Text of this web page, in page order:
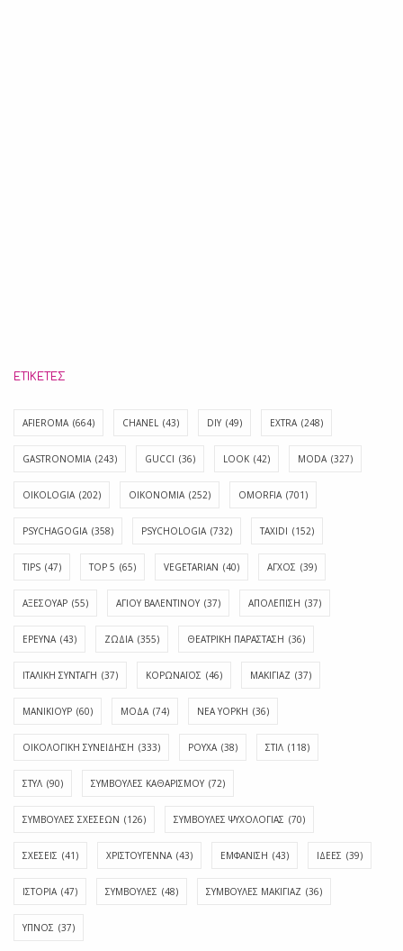
ΕΤΙΚΈΤΕΣ
AFIEROMA (664) CHANEL (43) DIY (49) EXTRA (248)
GASTRONOMIA (243) GUCCI (36) LOOK (42) MODA (327)
OIKOLOGIA (202) OIKONOMIA (252) OMORFIA (701)
PSYCHAGOGIA (358) PSYCHOLOGIA (732) TAXIDI (152)
TIPS (47) TOP 5 (65) VEGETARIAN (40) ΑΓΧΟΣ (39)
ΑΞΕΣΟΥΑΡ (55) ΑΓΊΟΥ ΒΑΛΕΝΤΊΝΟΥ (37) ΑΠΟΛΈΠΙΣΗ (37)
ΕΡΕΥΝΑ (43) ΖΩΔΙΑ (355) ΘΕΑΤΡΙΚΗ ΠΑΡΑΣΤΑΣΗ (36)
ΙΤΑΛΙΚΗ ΣΥΝΤΑΓΗ (37) ΚΟΡΩΝΑΪΟΣ (46) ΜΑΚΙΓΙΑΖ (37)
ΜΑΝΙΚΙΟΥΡ (60) ΜΟΔΑ (74) ΝΕΑ ΥΟΡΚΗ (36)
ΟΙΚΟΛΟΓΙΚΗ ΣΥΝΕΙΔΗΣΗ (333) ΡΟΥΧΑ (38) ΣΤΙΛ (118)
ΣΤΥΛ (90) ΣΥΜΒΟΥΛΕΣ ΚΑΘΑΡΙΣΜΟΥ (72)
ΣΥΜΒΟΥΛΕΣ ΣΧΕΣΕΩΝ (126) ΣΥΜΒΟΥΛΕΣ ΨΥΧΟΛΟΓΙΑΣ (70)
ΣΧΕΣΕΙΣ (41) ΧΡΙΣΤΟΥΓΕΝΝΑ (43) ΕΜΦΆΝΙΣΗ (43) ΙΔΈΕΣ (39)
ΙΣΤΟΡΊΑ (47) ΣΥΜΒΟΥΛΈΣ (48) ΣΥΜΒΟΥΛΈΣ ΜΑΚΙΓΙΆΖ (36)
ΎΠΝΟΣ (37)